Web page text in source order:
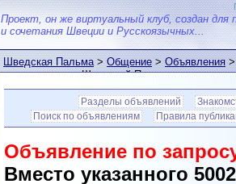
Проект, он же виртуальный клуб, создан для
и сочетания Швеции и Русскоязычных...
Шведская Пальма>Общение>Объявления>
пользователем Шведской Пальмы
Разделы объявлений
Поиск по объявлениям
Правила
Объявление по
Вместо указанного